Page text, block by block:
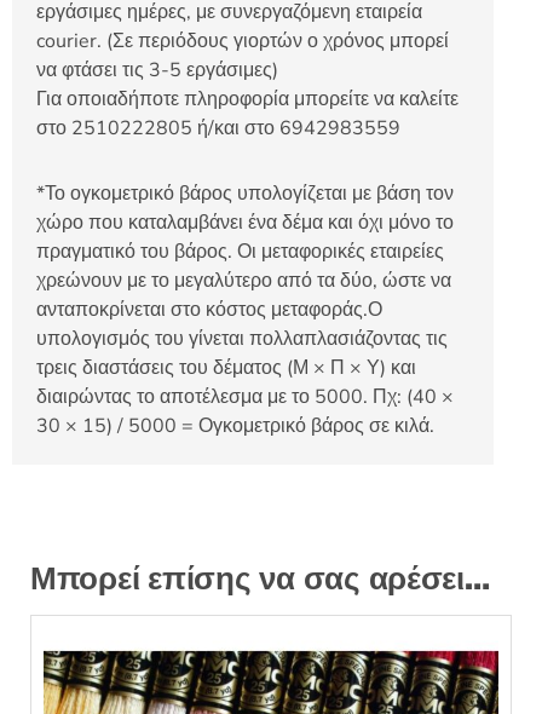
εργάσιμες ημέρες, με συνεργαζόμενη εταιρεία
courier. (Σε περιόδους γιορτών ο χρόνος μπορεί
να φτάσει τις 3-5 εργάσιμες)
Για οποιαδήποτε πληροφορία μπορείτε να καλείτε
στο 2510222805 ή/και στο 6942983559
*Το ογκομετρικό βάρος υπολογίζεται με βάση τον
χώρο που καταλαμβάνει ένα δέμα και όχι μόνο το
πραγματικό του βάρος. Οι μεταφορικές εταιρείες
χρεώνουν με το μεγαλύτερο από τα δύο, ώστε να
ανταποκρίνεται στο κόστος μεταφοράς.Ο
υπολογισμός του γίνεται πολλαπλασιάζοντας τις
τρεις διαστάσεις του δέματος (Μ × Π × Υ) και
διαιρώντας το αποτέλεσμα με το 5000. Πχ: (40 ×
30 × 15) / 5000 = Ογκομετρικό βάρος σε κιλά.
Μπορεί επίσης να σας αρέσει…